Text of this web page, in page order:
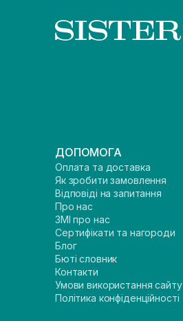
ДОПОМОГА
Оплата та доставка
Як зробити замовлення
Відповіді на запитання
Про нас
ЗМІ про нас
Сертифікати та нагороди
Блог
Бюті словник
Контакти
Умови використання сайту
Політика конфіденційності